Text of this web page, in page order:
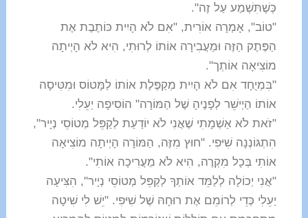
כְּשֶׁתִּשְׁמַע עַל זֶה".
"טוֹב", אָמְרָה אוֹרִית, "אִם לֹא הָיִית כּוֹתֶבֶת אֶת
הַפֶּתֶק הַזֶּה וּמַעֲבִירָה אוֹתוֹ לְרוּתִי, הִיא לֹא הָיְיתָה
מוֹצִיאָה אוֹתְך".
"בִּמְיֻחָד אִם לֹא הָיִית מְקַפֶּלֶת אוֹתוֹ לַמָּטוֹס וּמִטִּיסָה
אוֹתוֹ הַיְישֵׁר לְפָנֶיהָ שֶׁל הַמּוֹרָה" הוֹסִיפָה יַעֵלִי.
"זֹאת לֹא אַשְׁמָתִי שֶׁאֲנִי לֹא יוֹדַעַת לְקַפֵּל מְטוֹסֵי נְיָיר",
הִתְגּוֹנְנָה שִׁיּפִי. "חוּץ מִזֶּה, הַמּוֹרָה הָיְיתָה מוֹצִיאָה
אוֹתִי בְּכָל מִקְרֶה, הִיא לֹא מַעֲרִיכָה אוֹתִי".
"אֲנִי יְכוֹלָה לְלַמֵּד אוֹתְךָ לְקַפֵּל מְטוֹסֵי נְיָיר", הִצִּיעָה
יַעֵלִי כְּדֵי לְרוֹמֵם אֶת רוּחָהּ שֶׁל שִׁיּפִי. "יֵשׁ לִי שִׁיטָה